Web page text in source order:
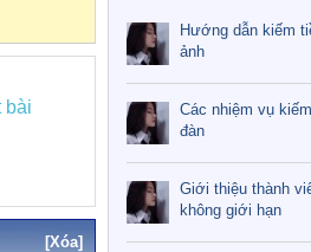
bài
[Xóa]
Hướng dẫn kiếm
ảnh
Các nhiệm vụ
đàn
Giới thiệu thành
không giới hạn